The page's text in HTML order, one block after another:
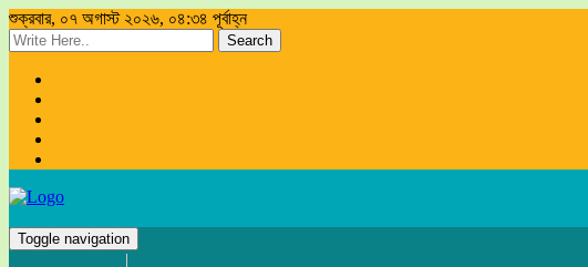
শুক্রবার, ০৭ অগাস্ট ২০২৬, ০৪:৩৪ পূর্বাহ্ন
Search
Toggle navigation